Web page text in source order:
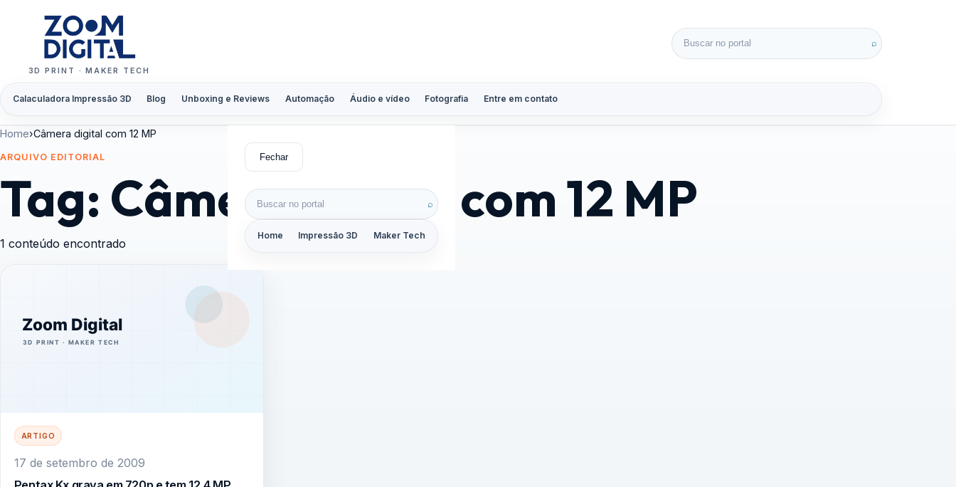
3D PRINT · MAKER TECH
Calaculadora Impressão 3D Blog Unboxing e Reviews Automação Áudio e vídeo Fotografia Entre em contato
Buscar por: ⌕
Fechar
Buscar por: ⌕
Home Impressão 3D Maker Tech
Home›Câmera digital com 12 MP
ARQUIVO EDITORIAL
Tag: Câmera digital com 12 MP
1 conteúdo encontrado
ARTIGO
17 de setembro de 2009